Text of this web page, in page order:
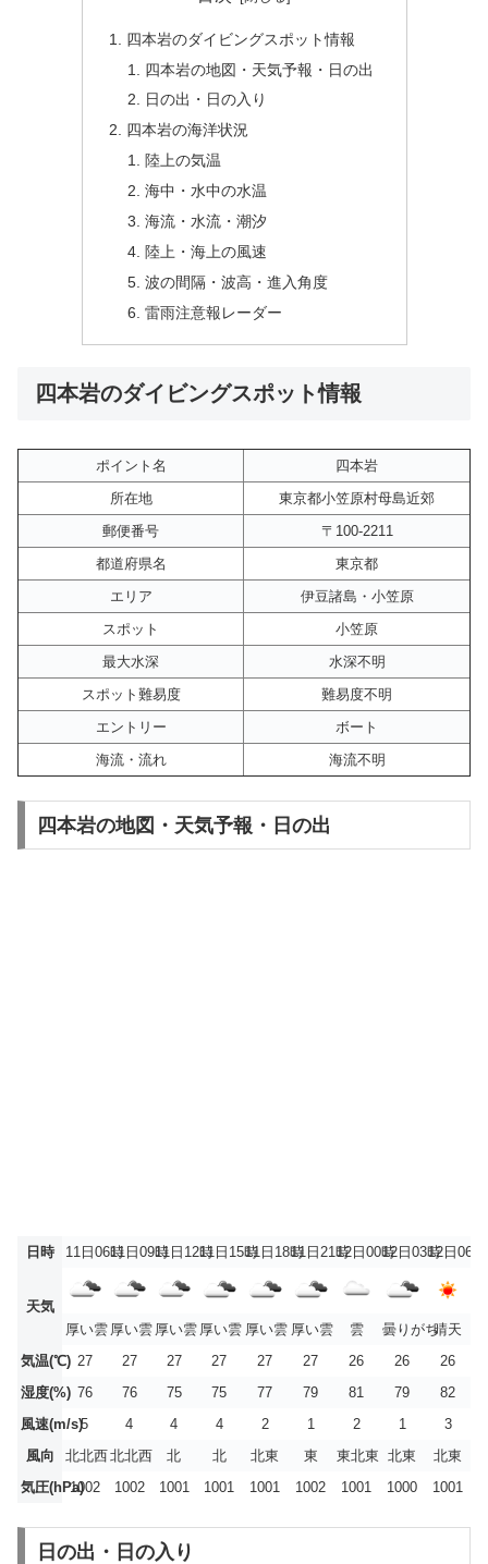
四本岩のダイビングスポット情報
四本岩の地図・天気予報・日の出
日の出・日の入り
四本岩の海洋状況
陸上の気温
海中・水中の水温
海流・水流・潮汐
陸上・海上の風速
波の間隔・波高・進入角度
雷雨注意報レーダー
四本岩のダイビングスポット情報
ポイント名
四本岩
所在地
東京都小笠原村母島近郊
郵便番号
〒100-2211
都道府県名
東京都
エリア
伊豆諸島・小笠原
スポット
小笠原
最大水深
水深不明
スポット難易度
難易度不明
エントリー
ボート
海流・流れ
海流不明
四本岩の地図・天気予報・日の出
日時 11日06時11日09時11日12時11日15時11日18時11日21時12日00時12日03時12日06時
天気
厚い雲 厚い雲 厚い雲 厚い雲 厚い雲 厚い雲 雲 曇りがち晴天
気温(℃) 27 27 27 27 27 27 26 26
26
湿度(%) 76 76 75 75 77 79 81 79
82
風速(m/s)5 4 4 4 2 1 2 1
3
風向
北北西北北西 北 北 北東 東 東北東 北東
北東
気圧(hPa)1002 1002 1001 1001 1001 1002 1001 1000 1001
日の出・日の入り